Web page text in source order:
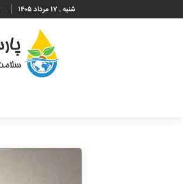
شنبه , ۱۷ مرداد ۱۴۰۵